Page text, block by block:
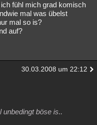
fühl mich grad komisch
mal was übelst
mal so is?
auf?
30.03.2008 um 22:12
unbedingt böse is..